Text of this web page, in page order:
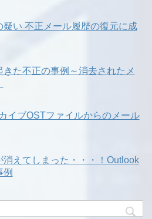
疑い 不正メール履歴の復元に成
きた不正の事例～消去されたメ
イブOSTファイルからのメール
消えてしまった・・・！Outlook
例